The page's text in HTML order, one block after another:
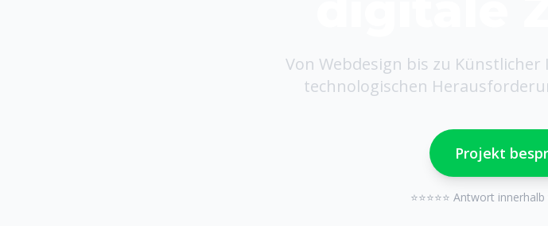
Von Webdesign bis zu
technologischen
Projekt
⭐⭐⭐⭐⭐ Antwort